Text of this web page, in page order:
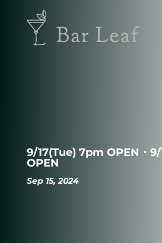
9/17(Tue) 7pm OPEN・
OPEN
Sep 15, 2024